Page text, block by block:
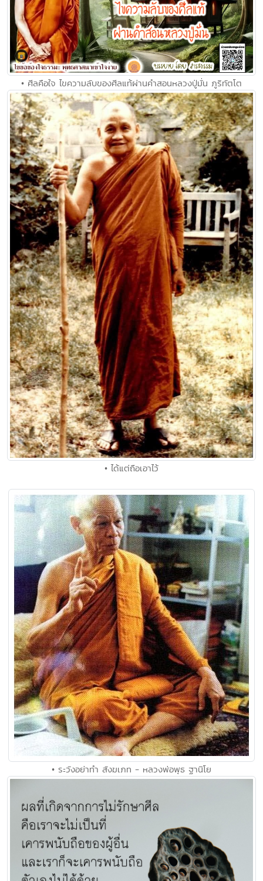
• ศีลคือใจ ไขความลับของศีลแท้ผ่านคำสอนหลวงปู่มั่น ภูริทัตโต
• ได้แต่ถือเอาไว้
• ระวังอย่าทำ สังฆเภท - หลวงพ่อพุธ ฐานิโย